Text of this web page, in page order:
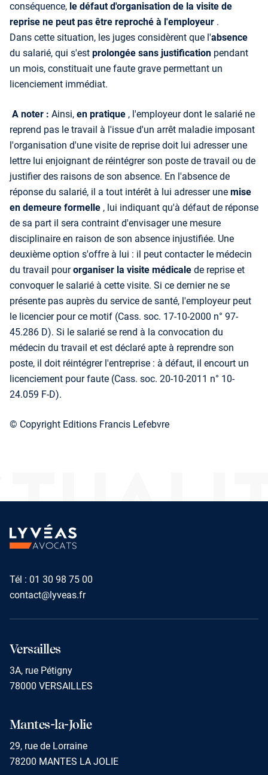
conséquence, le défaut d'organisation de la visite de
reprise ne peut pas être reproché à l'employeur .
Dans cette situation, les juges considèrent que l'absence
du salarié, qui s'est prolongée sans justification pendant
un mois, constituait une faute grave permettant un
licenciement immédiat.
A noter : Ainsi, en pratique , l'employeur dont le salarié ne
reprend pas le travail à l'issue d'un arrêt maladie imposant
l'organisation d'une visite de reprise doit lui adresser une
lettre lui enjoignant de réintégrer son poste de travail ou de
justifier des raisons de son absence. En l'absence de
réponse du salarié, il a tout intérêt à lui adresser une mise
en demeure formelle , lui indiquant qu'à défaut de réponse
de sa part il sera contraint d'envisager une mesure
disciplinaire en raison de son absence injustifiée. Une
deuxième option s'offre à lui : il peut contacter le médecin
du travail pourorganiser la visite médicale de reprise et
convoquer le salarié à cette visite. Si ce dernier ne se
présente pas auprès du service de santé, l'employeur peut
le licencier pour ce motif (Cass. soc. 17-10-2000 n° 97-
45.286 D). Si le salarié se rend à la convocation du
médecin du travail et est déclaré apte à reprendre son
poste, il doit réintégrer l'entreprise : à défaut, il encourt un
licenciement pour faute (Cass. soc. 20-10-2011 n° 10-
24.059 F-D).
© Copyright Editions Francis Lefebvre
Tél : 01 30 98 75 00
contact@lyveas.fr
Versailles
3A, rue Pétigny
78000 VERSAILLES
Mantes-la-Jolie
29, rue de Lorraine
78200 MANTES LA JOLIE